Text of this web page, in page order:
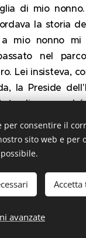
di mio
la storia
mio nonno mi
nel
Lei insisteva,
la Preside
di me
Poi non
c'era più, credo
andato
perché,
del Mare e dal
almeno
per consentire il
sito web e per
Accetta
avanzate